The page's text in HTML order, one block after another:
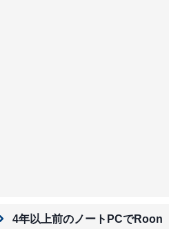
4年以上前のノートPCでRoon